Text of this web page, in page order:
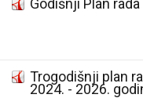
Godišnji Plan
Trogodišnji plan
2024. - 2026.